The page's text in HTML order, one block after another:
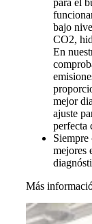
bajo
CO2,
En
mejor
ajuste
perfecta
Siempre
mejores
Más